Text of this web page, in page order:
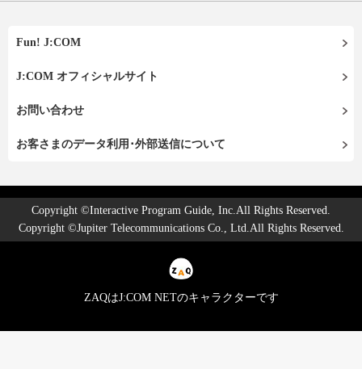
Fun! J:COM
J:COM オフィシャルサイト
お問い合わせ
お客さまのデータ利用･外部送信について
Copyright ©Interactive Program Guide, Inc.All Rights Reserved.
Copyright ©Jupiter Telecommunications Co., Ltd.All Rights Reserved.
ZAQはJ:COM NETのキャラクターです